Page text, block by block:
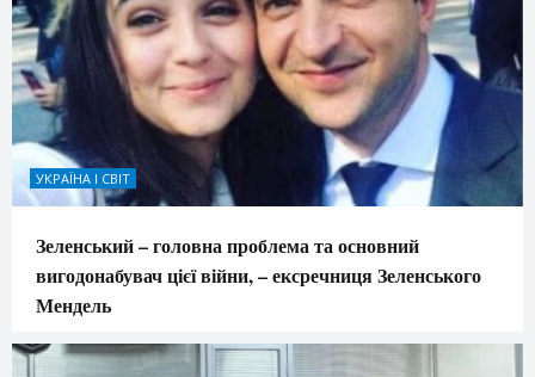
УКРАЇНА І СВІТ
Зеленський – головна проблема та основний
вигодонабувач цієї війни, – ексречниця Зеленського
Мендель